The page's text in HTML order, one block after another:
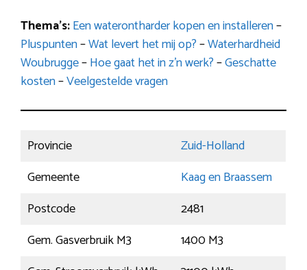
Thema’s:Een waterontharder kopen en installeren–
Pluspunten–Wat levert het mij op?–Waterhardheid
Woubrugge–Hoe gaat het in z’n werk?–Geschatte
kosten–Veelgestelde vragen
Provincie
Zuid-Holland
Gemeente
Kaag en Braassem
Postcode
2481
Gem. Gasverbruik M3
1400 M3